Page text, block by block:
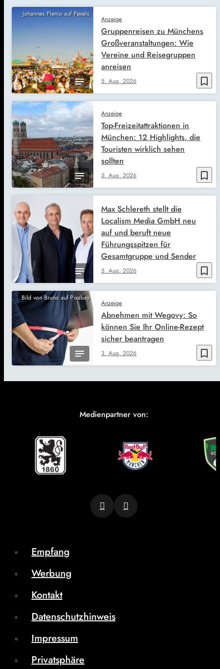
Johannes Plenio auf Pexels
bookmark_border
Anzeige
5. Aug. 2026
Gruppenreisen zu Münchens
Großveranstaltungen: Wie
Vereine und Reisegruppen
anreisen
bookmark_border
Anzeige
5. Aug. 2026
Top-Freizeitattraktionen in
München: 12 Highlights, die
Touristen wirklich sehen
sollten
bookmark_border
5. Aug. 2026
Max Schlereth stellt die
Localism Media GmbH neu
auf und beruft neue
Führungsspitzen für
Gesamtgruppe und Sender
Bild von Bruno auf Pixabay
bookmark_border
Anzeige
3. Aug. 2026
Abnehmen mit Wegovy: So
können Sie Ihr Online-Rezept
sicher beantragen
Medienpartner von:
Empfang
Werbung
Kontakt
Datenschutzhinweis
Impressum
Privatsphäre